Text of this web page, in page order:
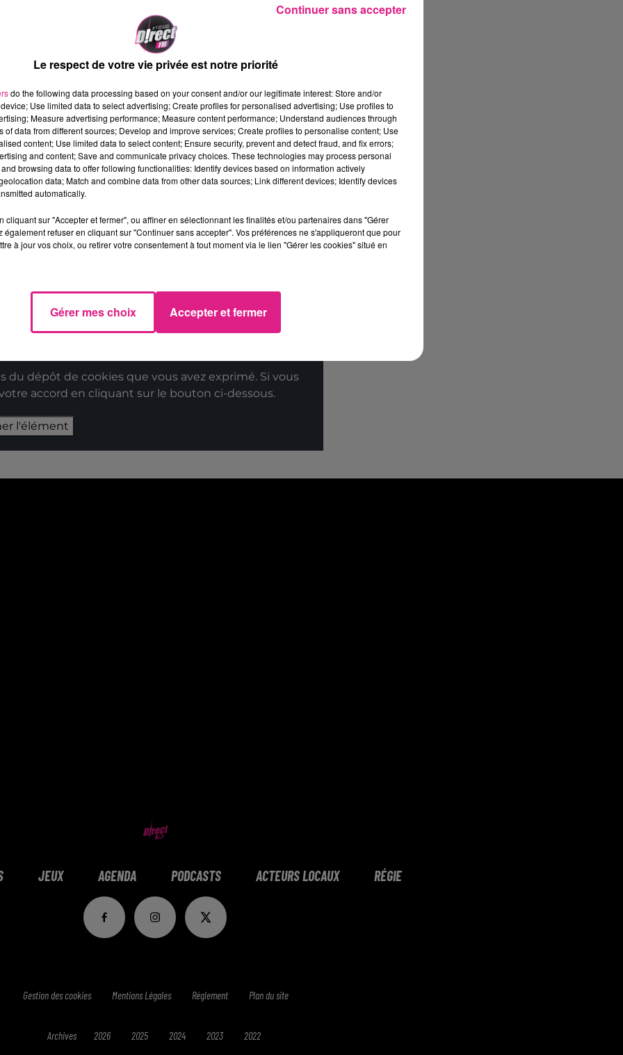
. Alors que le département des
Bouches-du-
» feux de forêt, le Varest également surveillé
de l'hexagone, et de fait très exposé aux
déployés en ce moment pour protéger la
les mesures figure la prévention.
surveiller la situation de près. Dans un
et-Moselle) affirme envoyer 12 pompiers et deux
dispositif préventif. LeSDIS 57 (Moselle)
6 engins.Cette opération est également suivie
71 (Saône-et-Loire), SDIS 88 (Vosges) et
dépôt de cookies que vous avez exprimé. Si vous
accord en cliquant sur le bouton ci-dessous.
l'élément
dépôt de cookies que vous avez exprimé. Si vous
accord en cliquant sur le bouton ci-dessous.
l'élément
JEUX AGENDA PODCASTS ACTEURS LOCAUX RÉGIE
Gestion des cookies Mentions Légales Réglement Plan du site
Archives 2026 2025 2024 2023 2022
Le respect de votre vie privée est notre priorité
do the following data processing based on your consent and/or our legitimate interest: Store and/or
Use limited data to select advertising; Create profiles for personalised advertising; Use profiles to
Measure advertising performance; Measure content performance; Understand audiences through
of data from different sources; Develop and improve services; Create profiles to personalise content; Use
content; Use limited data to select content; Ensure security, prevent and detect fraud, and fix errors;
and content; Save and communicate privacy choices. These technologies may process personal
browsing data to offer following functionalities: Identify devices based on information actively
data; Match and combine data from other data sources; Link different devices; Identify devices
automatically.
cliquant sur "Accepter et fermer", ou affiner en sélectionnant les finalités et/ou partenaires dans "Gérer
également refuser en cliquant sur "Continuer sans accepter". Vos préférences ne s'appliqueront que pour
à jour vos choix, ou retirer votre consentement à tout moment via le lien "Gérer les cookies" situé en
Gérer mes choix Accepter et fermer
Continuer sans accepter